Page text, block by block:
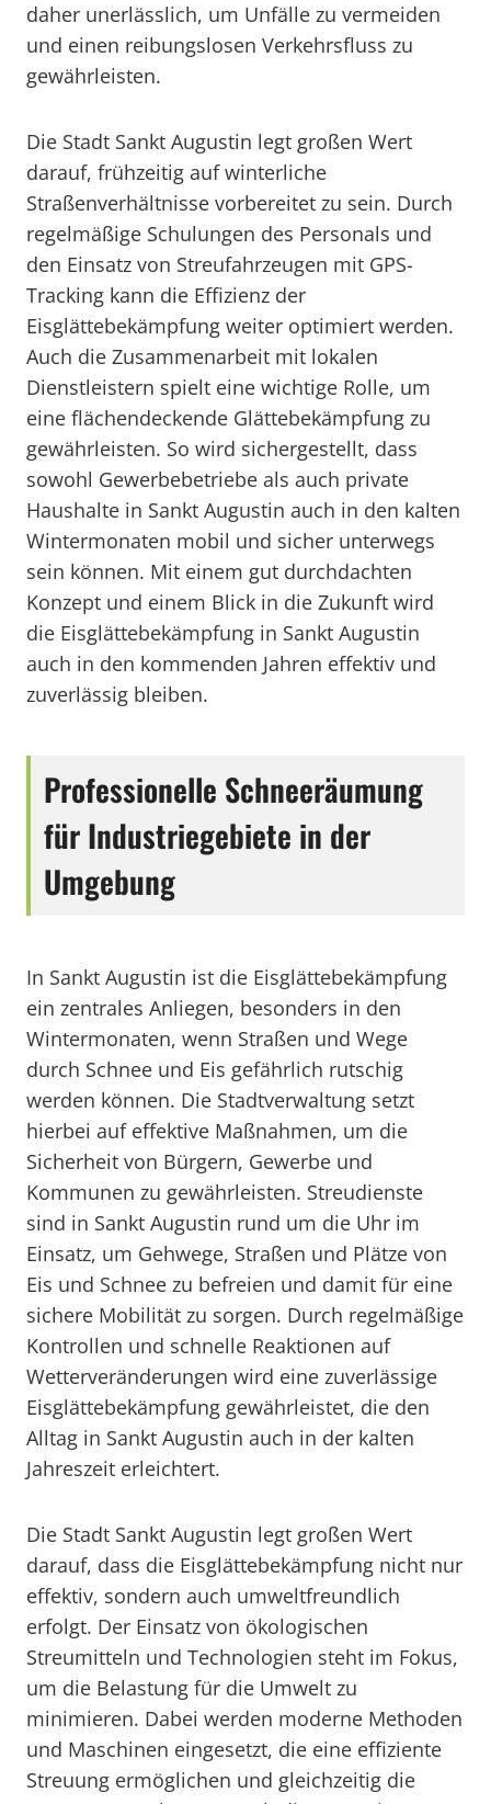
daher unerlässlich, um Unfälle zu vermeiden
und einen reibungslosen Verkehrsfluss zu
gewährleisten.
Die Stadt Sankt Augustin legt großen Wert
darauf, frühzeitig auf winterliche
Straßenverhältnisse vorbereitet zu sein. Durch
regelmäßige Schulungen des Personals und
den Einsatz von Streufahrzeugen mit GPS-
Tracking kann die Effizienz der
Eisglättebekämpfung weiter optimiert werden.
Auch die Zusammenarbeit mit lokalen
Dienstleistern spielt eine wichtige Rolle, um
eine flächendeckende Glättebekämpfung zu
gewährleisten. So wird sichergestellt, dass
sowohl Gewerbebetriebe als auch private
Haushalte in Sankt Augustin auch in den kalten
Wintermonaten mobil und sicher unterwegs
sein können. Mit einem gut durchdachten
Konzept und einem Blick in die Zukunft wird
die Eisglättebekämpfung in Sankt Augustin
auch in den kommenden Jahren effektiv und
zuverlässig bleiben.
Professionelle Schneeräumung
für Industriegebiete in der
Umgebung
In Sankt Augustin ist die Eisglättebekämpfung
ein zentrales Anliegen, besonders in den
Wintermonaten, wenn Straßen und Wege
durch Schnee und Eis gefährlich rutschig
werden können. Die Stadtverwaltung setzt
hierbei auf effektive Maßnahmen, um die
Sicherheit von Bürgern, Gewerbe und
Kommunen zu gewährleisten. Streudienste
sind in Sankt Augustin rund um die Uhr im
Einsatz, um Gehwege, Straßen und Plätze von
Eis und Schnee zu befreien und damit für eine
sichere Mobilität zu sorgen. Durch regelmäßige
Kontrollen und schnelle Reaktionen auf
Wetterveränderungen wird eine zuverlässige
Eisglättebekämpfung gewährleistet, die den
Alltag in Sankt Augustin auch in der kalten
Jahreszeit erleichtert.
Die Stadt Sankt Augustin legt großen Wert
darauf, dass die Eisglättebekämpfung nicht nur
effektiv, sondern auch umweltfreundlich
erfolgt. Der Einsatz von ökologischen
Streumitteln und Technologien steht im Fokus,
um die Belastung für die Umwelt zu
minimieren. Dabei werden moderne Methoden
und Maschinen eingesetzt, die eine effiziente
Streuung ermöglichen und gleichzeitig die